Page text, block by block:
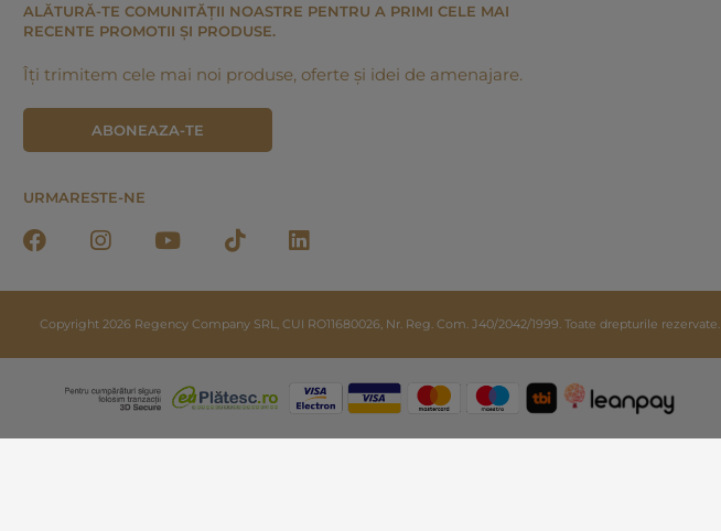
ALĂTURĂ-TE COMUNITĂȚII NOASTRE PENTRU A PRIMI CELE MAI
RECENTE PROMOTII ȘI PRODUSE.
Îți trimitem cele mai noi produse, oferte și idei de amenajare.
ABONEAZA-TE
URMARESTE-NE
Copyright 2026 Regency Company SRL, CUI RO11680026, Nr. Reg. Com. J40/2042/1999. Toate drepturile rezervate.